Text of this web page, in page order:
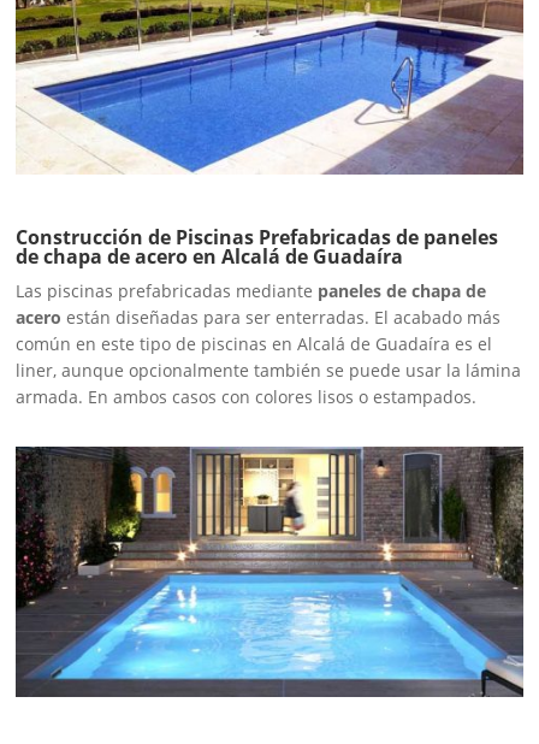
Construcción de Piscinas Prefabricadas de paneles
de chapa de acero en Alcalá de Guadaíra
Las piscinas prefabricadas mediante paneles de chapa de
acero están diseñadas para ser enterradas. El acabado más
común en este tipo de piscinas en Alcalá de Guadaíra es el
liner, aunque opcionalmente también se puede usar la lámina
armada. En ambos casos con colores lisos o estampados.